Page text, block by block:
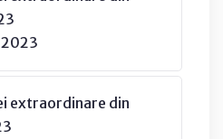
extraordinare din